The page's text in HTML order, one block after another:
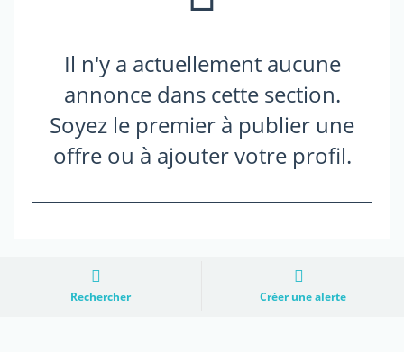
Il n'y a actuellement aucune
annonce dans cette section.
Soyez le premier à publier une
offre ou à ajouter votre profil.
Rechercher Créer une alerte